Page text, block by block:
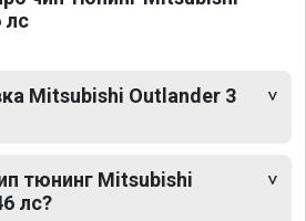
лс
Mitsubishi Outlander 3
тюнинг Mitsubishi
лс?